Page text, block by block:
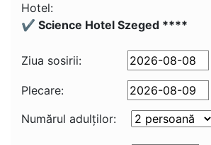
Hotel:
✔️ Science Hotel Szeged ****
Ziua sosirii:
Plecare:
Numărul adulţilor: